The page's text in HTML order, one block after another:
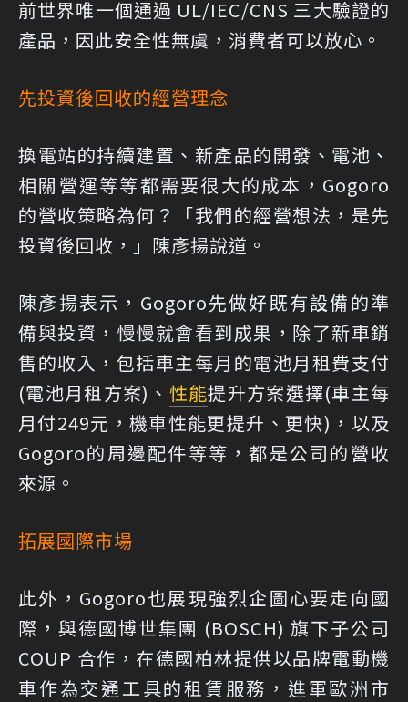
前世界唯一個通過 UL/IEC/CNS 三大驗證的
產品，因此安全性無虞，消費者可以放心。
先投資後回收的經營理念
換電站的持續建置、新產品的開發、電池、
相關營運等等都需要很大的成本，Gogoro
的營收策略為何？「我們的經營想法，是先
投資後回收，」陳彥揚說道。
陳彥揚表示，Gogoro先做好既有設備的準
備與投資，慢慢就會看到成果，除了新車銷
售的收入，包括車主每月的電池月租費支付
(電池月租方案)、 性能提升方案選擇(車主每
月付249元，機車性能更提升、更快)，以及
Gogoro的周邊配件等等，都是公司的營收
來源。
拓展國際市場
此外，Gogoro也展現強烈企圖心要走向國
際，與德國博世集團 (BOSCH) 旗下子公司
COUP 合作，在德國柏林提供以品牌電動機
車作為交通工具的租賃服務，進軍歐洲市